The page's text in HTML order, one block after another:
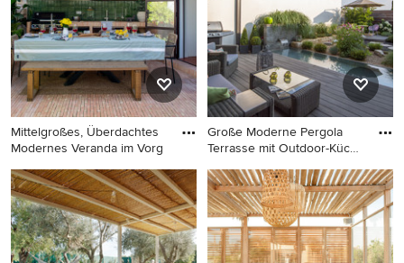
Mittelgroßes, Überdachtes
Modernes Veranda im Vorg
Mittelgroßes, Überdachtes
Modernes Veranda im
Vorgarten mit Outdoor-
Küche und Pflastersteinen in
Madrid
Große Moderne Pergola
Terrasse mit Outdoor-Küche
Große Moderne Pergola
Terrasse mit Outdoor-Küche
in München